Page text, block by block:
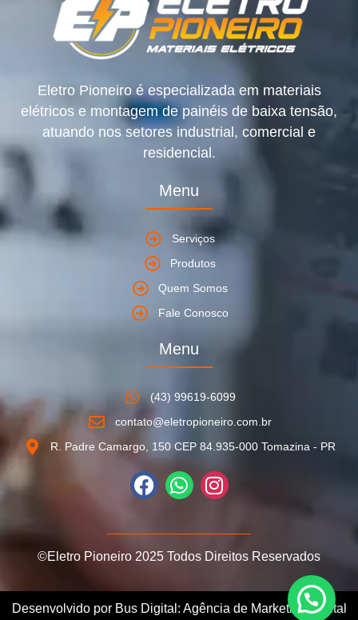
Eletro Pioneiro é especializada em materiais
elétricos e montagem de painéis de baixa tensão,
atuando nos setores industrial, comercial e
residencial.
Menu
Serviços
Produtos
Quem Somos
Fale Conosco
Menu
(43) 99619-6099
contato@eletropioneiro.com.br
R. Padre Camargo, 150 CEP 84.935-000 Tomazina - PR
©Eletro Pioneiro 2025 Todos Direitos Reservados
Desenvolvido por Bus Digital: Agência de Marketing Digital